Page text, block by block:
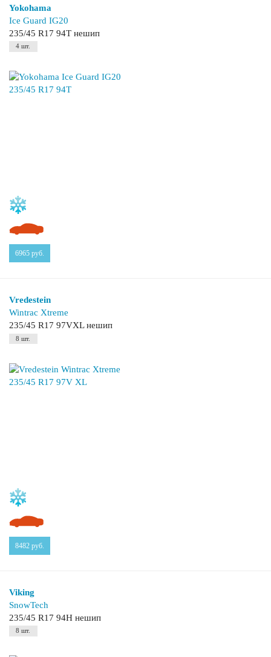
Yokohama
Ice Guard IG20
235/45 R17 94T нешип
4 шт.
6965 руб.
Vredestein
Wintrac Xtreme
235/45 R17 97VXL нешип
8 шт.
8482 руб.
Viking
SnowTech
235/45 R17 94H нешип
8 шт.